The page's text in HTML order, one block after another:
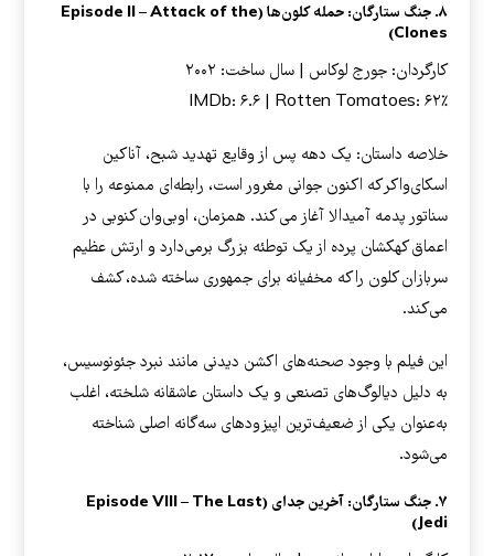
۸. جنگ ستارگان: حمله کلون‌ها (Episode II – Attack of the
Clones)
کارگردان: جورج لوکاس | سال ساخت: ۲۰۰۲
IMDb: ۶.۶ | Rotten Tomatoes: ۶۲٪
خلاصه داستان: یک دهه پس از وقایع تهدید شبح، آناکین
اسکای‌واکر که اکنون جوانی مغرور است، رابطه‌ای ممنوعه را با
سناتور پدمه آمیدالا آغاز می ‌کند. همزمان، اوبی‌وان کنوبی در
اعماق کهکشان پرده از یک توطئه بزرگ برمی‌دارد و ارتش عظیم
سربازان کلون را که مخفیانه برای جمهوری ساخته شده، کشف
می‌کند.
این فیلم با وجود صحنه‌های اکشن دیدنی مانند نبرد جئونوسیس،
به دلیل دیالوگ‌های تصنعی و یک داستان عاشقانه شلخته، اغلب
به‌عنوان یکی از ضعیف‌ترین اپیزودهای سه‌گانه اصلی شناخته
می‌شود.
۷. جنگ ستارگان: آخرین جدای (Episode VIII – The Last
Jedi)